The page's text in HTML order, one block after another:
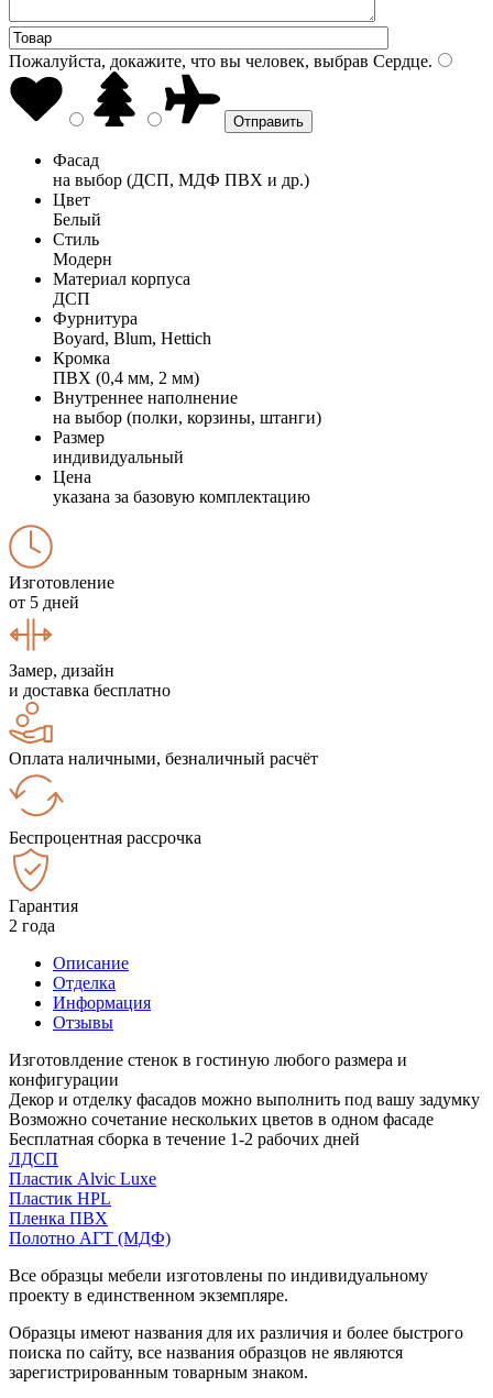
Пожалуйста, докажите, что вы человек, выбрав Сердце.
Фасад
на выбор (ДСП, МДФ ПВХ и др.)
Цвет
Белый
Стиль
Модерн
Материал корпуса
ДСП
Фурнитура
Boyard, Blum, Hettich
Кромка
ПВХ (0,4 мм, 2 мм)
Внутреннее наполнение
на выбор (полки, корзины, штанги)
Размер
индивидуальный
Цена
указана за базовую комплектацию
Изготовление
от 5 дней
Замер, дизайн
и доставка бесплатно
Оплата наличными, безналичный расчёт
Беспроцентная рассрочка
Гарантия
2 года
Описание
Отделка
Информация
Отзывы
Изготовлдение стенок в гостиную любого размера и
конфигурации
Декор и отделку фасадов можно выполнить под вашу задумку
Возможно сочетание нескольких цветов в одном фасаде
Бесплатная сборка в течение 1-2 рабочих дней
ЛДСП
Пластик Alvic Luxe
Пластик HPL
Пленка ПВХ
Полотно АГТ (МДФ)
Все образцы мебели изготовлены по индивидуальному
проекту в единственном экземпляре.
Образцы имеют названия для их различия и более быстрого
поиска по сайту, все названия образцов не являются
зарегистрированным товарным знаком.